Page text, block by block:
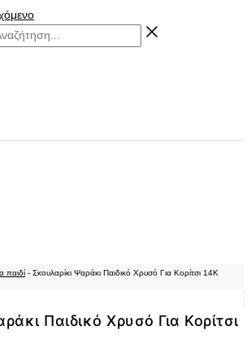
παιδί - Σκουλαρίκι Ψαράκι Παιδικό Χρυσό Για Κορίτσι 14K
Παιδικό Χρυσό Για Κορίτσι